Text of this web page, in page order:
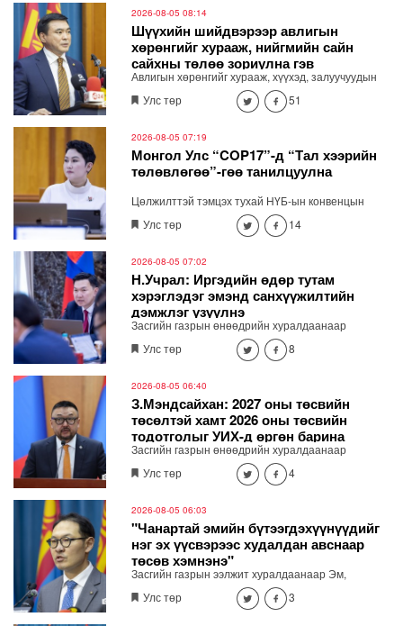
хийхээр шийдлээ. "Шатахууны дарааллыг
мэдээлэх яаралтай бүтээхээр шийдлээ"
2026-08-05 08:14
Шүүхийн шийдвэрээр авлигын
хөрөнгийг хурааж, нийгмийн сайн
сайхны төлөө зориулна гэв
Авлигын хөрөнгийг хурааж, хүүхэд, залуучуудын
хөгжлийн санд төвлөрүүлж, зарцуулах тухай
анхдагч хуулийн төслийг Засгийн газрын
Улс төр 51
2026-08-05 07:19
Монгол Улс “COP17”-д “Тал хээрийн
төлөвлөгөө”-гөө танилцуулна
Цөлжилттэй тэмцэх тухай НҮБ-ын конвенцын
талуудын 17 дугаар /COP17/ бага хуралд Монгол
Улсаас дэвшүүлэх үндэсний стратегийн баримт
Засгийн газрын хуралдаанд танилцууллаа.
Улс төр 14
2026-08-05 07:02
Н.Учрал: Иргэдийн өдөр тутам
хэрэглэдэг эмэнд санхүүжилтийн
дэмжлэг үзүүлнэ
Засгийн газрын өнөөдрийн хуралдаанаар
Ерөнхий сайд Н.Учрал Эрүүл мэндийн даатгалын
хөнгөлөлттэй эмийн жагсаалтыг шинэчилж,
санхүүжилтийн дэмжлэг үзүүлэх шийдвэр
гаргалаа.
Улс төр 8
2026-08-05 06:40
З.Мэндсайхан: 2027 оны төсвийн
төсөлтэй хамт 2026 оны төсвийн
тодотголыг УИХ-д өргөн барина
Засгийн газрын өнөөдрийн хуралдаанаар
хэмнэлт, хүнсний нийлүүлэлт, бүртгэлжүүлэх,
хяналт сайжруулалтын асуудлаар гаргасан
танилцууллаа. 2027 оны төсвийн төсөлтэй хамт
2026 оны төсвийн тодотголыг УИХ-д өргөн
барина
Улс төр 4
2026-08-05 06:03
"Чанартай эмийн бүтээгдэхүүнүүдийг
нэг эх үүсвэрээс худалдан авснаар
төсөв хэмнэнэ"
Засгийн газрын ээлжит хуралдаанаар Эм,
эмнэлгийн хэрэглэгдэхүүн, биобэлдмэл, вакциныг
нэг эх үүсвэрээс худалдан авах журмыг баталжээ.
Улс төр 3